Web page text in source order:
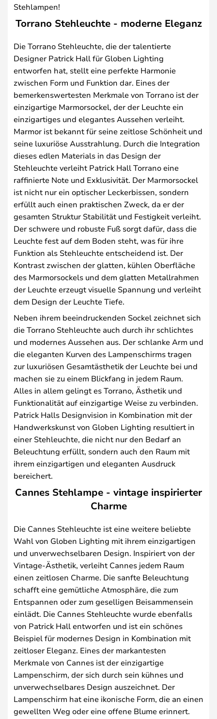
Stehlampen!
Torrano Stehleuchte - moderne Eleganz
Die Torrano Stehleuchte, die der talentierte
Designer Patrick Hall für Globen Lighting
entworfen hat, stellt eine perfekte Harmonie
zwischen Form und Funktion dar. Eines der
bemerkenswertesten Merkmale von Torrano ist der
einzigartige Marmorsockel, der der Leuchte ein
einzigartiges und elegantes Aussehen verleiht.
Marmor ist bekannt für seine zeitlose Schönheit und
seine luxuriöse Ausstrahlung. Durch die Integration
dieses edlen Materials in das Design der
Stehleuchte verleiht Patrick Hall Torrano eine
raffinierte Note und Exklusivität. Der Marmorsockel
ist nicht nur ein optischer Leckerbissen, sondern
erfüllt auch einen praktischen Zweck, da er der
gesamten Struktur Stabilität und Festigkeit verleiht.
Der schwere und robuste Fuß sorgt dafür, dass die
Leuchte fest auf dem Boden steht, was für ihre
Funktion als Stehleuchte entscheidend ist. Der
Kontrast zwischen der glatten, kühlen Oberfläche
des Marmorsockels und dem glatten Metallrahmen
der Leuchte erzeugt visuelle Spannung und verleiht
dem Design der Leuchte Tiefe.
Neben ihrem beeindruckenden Sockel zeichnet sich
die Torrano Stehleuchte auch durch ihr schlichtes
und modernes Aussehen aus. Der schlanke Arm und
die eleganten Kurven des Lampenschirms tragen
zur luxuriösen Gesamtästhetik der Leuchte bei und
machen sie zu einem Blickfang in jedem Raum.
Alles in allem gelingt es Torrano, Ästhetik und
Funktionalität auf einzigartige Weise zu verbinden.
Patrick Halls Designvision in Kombination mit der
Handwerkskunst von Globen Lighting resultiert in
einer Stehleuchte, die nicht nur den Bedarf an
Beleuchtung erfüllt, sondern auch den Raum mit
ihrem einzigartigen und eleganten Ausdruck
bereichert.
Cannes Stehlampe - vintage inspirierter
Charme
Die Cannes Stehleuchte ist eine weitere beliebte
Wahl von Globen Lighting mit ihrem einzigartigen
und unverwechselbaren Design. Inspiriert von der
Vintage-Ästhetik, verleiht Cannes jedem Raum
einen zeitlosen Charme. Die sanfte Beleuchtung
schafft eine gemütliche Atmosphäre, die zum
Entspannen oder zum geselligen Beisammensein
einlädt. Die Cannes Stehleuchte wurde ebenfalls
von Patrick Hall entworfen und ist ein schönes
Beispiel für modernes Design in Kombination mit
zeitloser Eleganz. Eines der markantesten
Merkmale von Cannes ist der einzigartige
Lampenschirm, der sich durch sein kühnes und
unverwechselbares Design auszeichnet. Der
Lampenschirm hat eine ikonische Form, die an einen
gewellten Weg oder eine offene Blume erinnert.